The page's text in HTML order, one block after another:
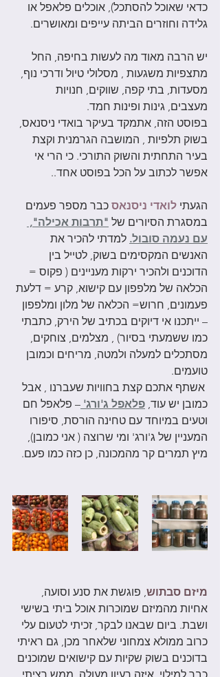
כדאי שאוכל להסתכל), אוכלים פלאפל או
גלידה וחוזרים הביתה עייפים ומאושרים.
יש הרבה מאוד מה לעשות בחיפה, החל
מתצפיות משגעות , מסלולי טיול ודרכי נוף,
מסעדות, בתי קפה, שווקים, חנויות
מעצבים, גינות ופינות חמד.
בפוסט הזה, אתמקד בעיקר בואדי ניסנאס,
בשוק תלפיות , המושבה הגרמנית וקצת
בעיר התחתית והשוק התורכי. כי הרי אי
אפשר לכתוב על הכל בפוסט אחד..
הגעתי לואדי ניסנאס כבר מספר פעמים
במסגרת הסיורים של "תרבות אכילה",
עם נעמה סובול. למדתי להכיר את
האנשים המקסימים בשוק, לטייל בין
הדוכנים ולהכיר ירקות מעניינים ( פקוס =
הכלאה של מלפפון עם קישוא, קרע = דלעת
פעמונים, חרוש= הכלאה של מלון ומלפפון
– ייתכנו אי דיוקים בכתיב של הירק, כתבתי
כמו ששמעתי בסיור) , מצלמים, צוחקים,
מסתכלים למעלה ולמטה, מריחים וכמובן
טועמים.
אשתף אתכם קצת בחוויות שעברנו , אבל
כמובן יש עוד, פלאפל ג'ורג' – פלאפל חם
וטעים במיוחד עם טחינה הורסת, סיפורו
המעניין של ג'ורג' ומי שרוצה ( אני כמובן),
מיץ תמרים קר מהמכונה, כן כזה כמו פעם.
מיזם סבתוש, פוגשת את סנע וסועה,
אחיות מהמיזם שמוכרות אוכל ביתי בשישי
ושבת. ביום שבאנו לבקר, זכיתי לטעום עלי
כרוב ממולא צמחוני שלאחר מכן, גם ראיתי
בדוכנים בשוק שקיות עם קישואים שמוכנים